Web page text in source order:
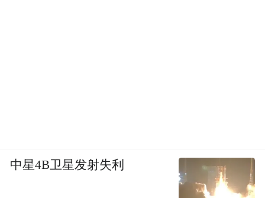
中星4B卫星发射失利